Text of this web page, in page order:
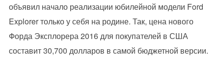
объявил начало реализации юбилейной модели Ford
Explorer только у себя на родине. Так, цена нового
Форда Эксплорера 2016 для покупателей в США
составит 30,700 долларов в самой бюджетной версии.